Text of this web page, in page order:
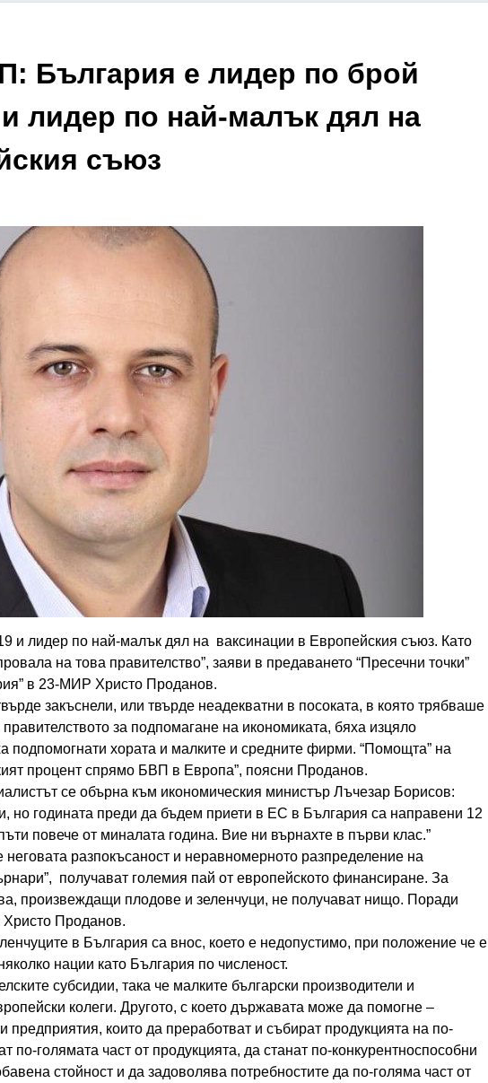
България е лидер по брой
лидер по най-малък дял на
съюз
и лидер по най-малък дял на ваксинации в Европейския съюз. Като
на това правителство”, заяви в предаването “Пресечни точки”
в 23-МИР Христо Проданов.
закъснели, или твърде неадекватни в посоката, в която трябваше
за подпомагане на икономиката, бяха изцяло
подпомогнати хората и малките и средните фирми. “Помощта” на
процент спрямо БВП в Европа”, поясни Проданов.
се обърна към икономическия министър Лъчезар Борисов:
но годината преди да бъдем приети в ЕС в България са направени 12
повече от миналата година. Вие ни върнахте в първи клас.”
разпокъсаност и неравномерното разпределение на
получават големия пай от европейското финансиране. За
произвеждащи плодове и зеленчуци, не получават нищо. Поради
Христо Проданов.
в България са внос, което е недопустимо, при положение че е
нации като България по численост.
субсидии, така че малките български производители и
колеги. Другото, с което държавата може да помогне –
които да преработват и събират продукцията на по-
по-голямата част от продукцията, да станат по-конкурентноспособни
стойност и да задоволява потребностите да по-голяма част от